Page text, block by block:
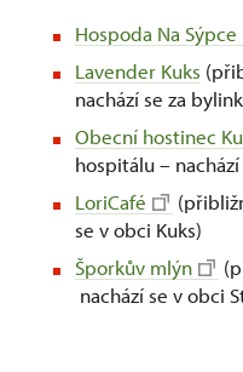
Hospoda Na Sýpce
Lavender Kuks
nachází se za
Obecní hostinec
hospitálu –
LoriCafé
se v obci Kuks)
Šporkův mlýn
nachází se v obci